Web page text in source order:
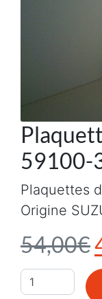
59100-
54,00€
Plaquettes
Origine
quantité de